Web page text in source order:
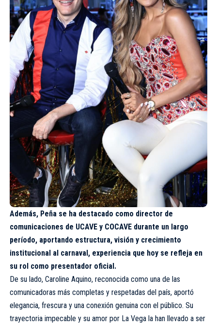
Además, Peña se ha destacado como director de
comunicaciones de UCAVE y COCAVE durante un largo
período, aportando estructura, visión y crecimiento
institucional al carnaval, experiencia que hoy se refleja en
su rol como presentador oficial.
De su lado, Caroline Aquino, reconocida como una de las
comunicadoras más completas y respetadas del país, aportó
elegancia, frescura y una conexión genuina con el público. Su
trayectoria impecable y su amor por La Vega la han llevado a ser